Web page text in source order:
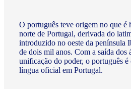
O português teve origem no que é
norte de Portugal, derivada do
introduzido no oeste da península
de dois mil anos. Com a saída dos
unificação do poder, o português é
língua oficial em Portugal.